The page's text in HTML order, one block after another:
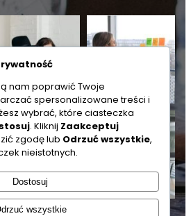
nam poprawić Twoje
spersonalizowane treści i
wybrać, które ciasteczka
. Kliknij Zaakceptuj
zgodę lub Odrzuć wszystkie,
nieistotnych.
Dostosuj
wszystkie